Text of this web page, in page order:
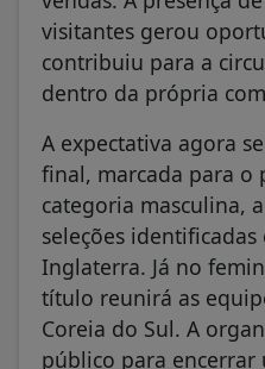
visitantes gerou
contribuiu para a
dentro da própria
A expectativa agora
final, marcada para o
categoria masculina,
seleções identificadas
Inglaterra. Já no
título reunirá as
Coreia do Sul. A
público para encerrar